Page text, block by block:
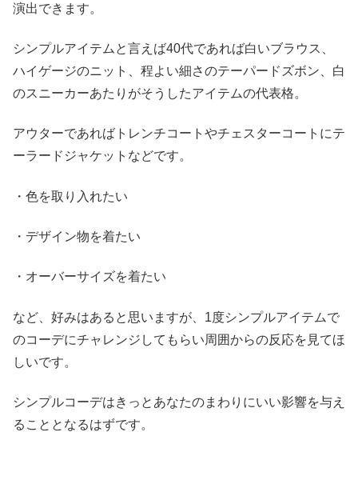
演出できます。
シンプルアイテムと言えば40代であれば白いブラウス、
ハイゲージのニット、程よい細さのテーパードズボン、白
のスニーカーあたりがそうしたアイテムの代表格。
アウターであればトレンチコートやチェスターコートにテ
ーラードジャケットなどです。
・色を取り入れたい
・デザイン物を着たい
・オーバーサイズを着たい
など、好みはあると思いますが、1度シンプルアイテムで
のコーデにチャレンジしてもらい周囲からの反応を見てほ
しいです。
シンプルコーデはきっとあなたのまわりにいい影響を与え
ることとなるはずです。